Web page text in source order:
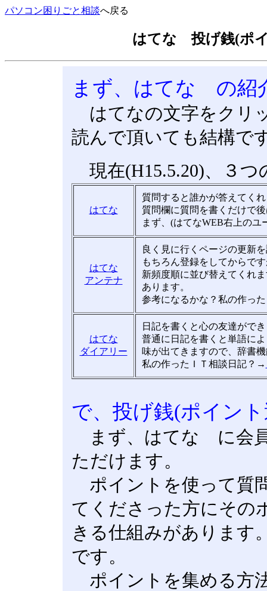
パソコン困りごと相談へ戻る
はてな 投げ銭(ポ
まず、はてな の紹
はてなの文字をクリ
読んで頂いても結構で
現在(H15.5.20)、３つ
はてな
質問すると誰かが答えてく
質問欄に質問を書くだけで
まず、(はてなWEB右上の
はてな
アンテナ
良く見に行くページの更新
もちろん登録をしてからで
新頻度順に並び替えてくれ
あります。
参考になるかな？私の作っ
はてな
ダイアリー
日記を書くと心の友達がで
普通に日記を書くと単語に
味が出てきますので、辞書
私の作ったＩＴ相談日記？→
で、投げ銭(ポイン
まず、はてな に会員
ただけます。
ポイントを使って質
てくださった方にその
きる仕組みがあります
です。
ポイントを集める方